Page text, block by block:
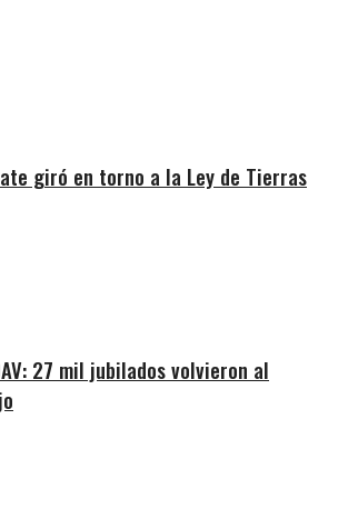
giró en torno a la Ley de Tierras
27 mil jubilados volvieron al